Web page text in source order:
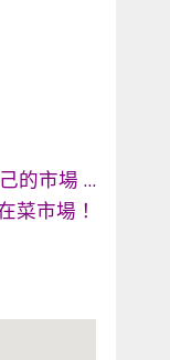
的市場 …
菜市場！